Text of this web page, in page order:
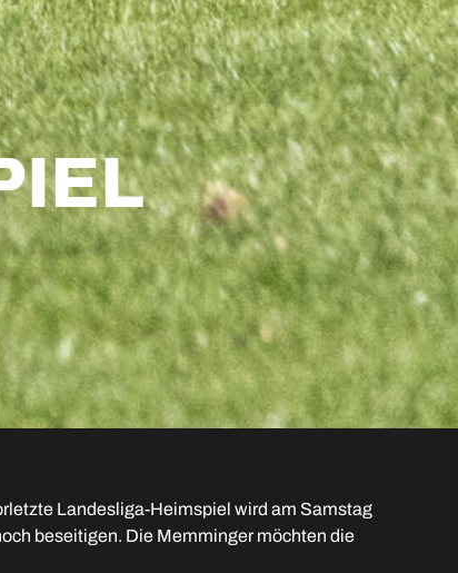
Landesliga-Heimspiel wird am Samstag
beseitigen. Die Memminger möchten die